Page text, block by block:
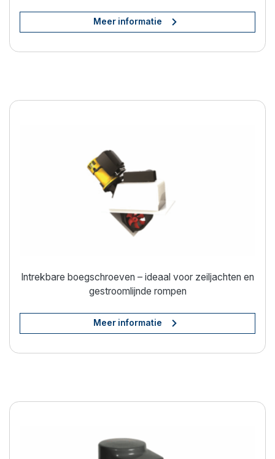
Meer informatie
Intrekbare boegschroeven – ideaal voor zeiljachten en
gestroomlijnde rompen
Meer informatie